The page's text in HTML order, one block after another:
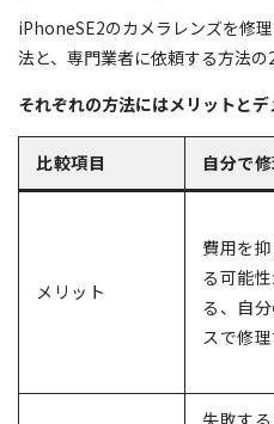
iPhoneSE2のカメラレンズを修
法と、専門業者に依頼する方法の2
それぞれの方法にはメリットと
比較項目 自分で
メリット
費用を
る可能
る、自
スで修